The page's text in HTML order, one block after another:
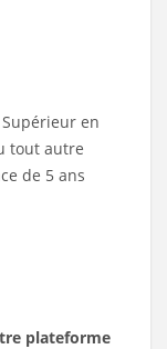
en
tout autre
de 5 ans
plateforme